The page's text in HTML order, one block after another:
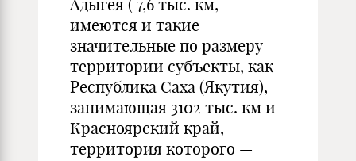
Адыгея ( 7,6 тыс. км,
имеются и такие
значительные по размеру
территории субъекты, как
Республика Саха (Якутия),
занимающая 3102 тыс. км и
Красноярский край,
территория которого —